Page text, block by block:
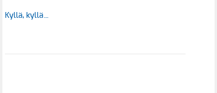
Kyllä, kyllä…